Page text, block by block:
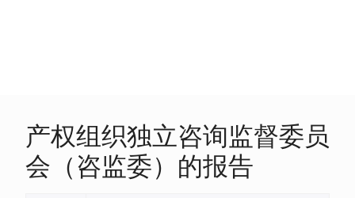
产权组织独立咨询监督委员
会（咨监委）的报告